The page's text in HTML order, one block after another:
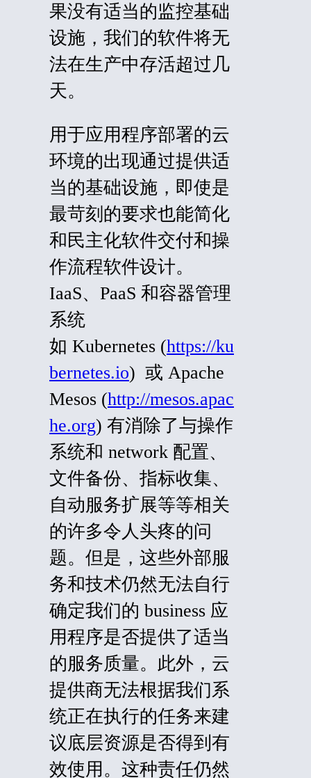
果没有适当的监控基础
设施，我们的软件将无
法在生产中存活超过几
天。
用于应用程序部署的云
环境的出现通过提供适
当的基础设施，即使是
最苛刻的要求也能简化
和民主化软件交付和操
作流程软件设计。
IaaS、PaaS 和容器管理
系统
如 Kubernetes (https://ku
bernetes.io) 或 Apache
Mesos (http://mesos.apac
he.org) 有消除了与操作
系统和 network 配置、
文件备份、指标收集、
自动服务扩展等等相关
的许多令人头疼的问
题。但是，这些外部服
务和技术仍然无法自行
确定我们的 business 应
用程序是否提供了适当
的服务质量。此外，云
提供商无法根据我们系
统正在执行的任务来建
议底层资源是否得到有
效使用。这种责任仍然